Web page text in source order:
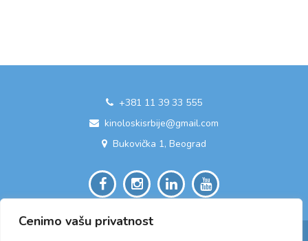
Cenimo vašu privatnost
+381 11 39 33 555
kinoloskisrbije@gmail.com
Bukovička 1, Beograd